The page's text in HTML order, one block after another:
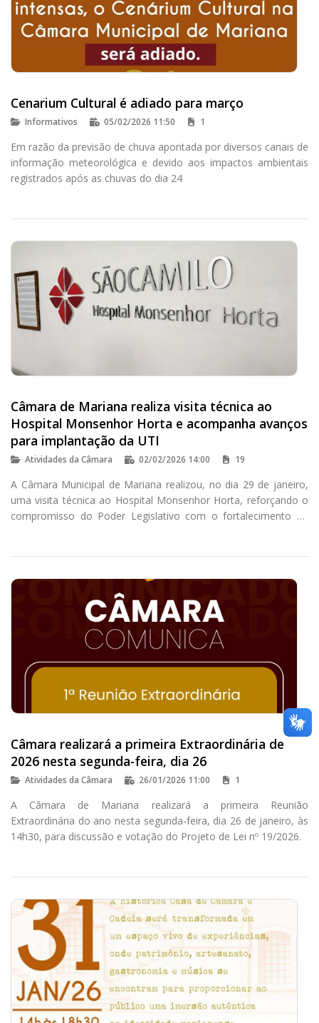
Cenarium Cultural é adiado para março
Informativos 05/02/2026 11:50 1
Em razão da previsão de chuva apontada por diversos canais de
informação meteorológica e devido aos impactos ambientais
registrados após as chuvas do dia 24
Câmara de Mariana realiza visita técnica ao
Hospital Monsenhor Horta e acompanha avanços
para implantação da UTI
Atividades da Câmara 02/02/2026 14:00 19
A Câmara Municipal de Mariana realizou, no dia 29 de janeiro,
uma visita técnica ao Hospital Monsenhor Horta, reforçando o
compromisso do Poder Legislativo com o fortalecimento da
Câmara realizará a primeira Extraordinária de
2026 nesta segunda-feira, dia 26
Atividades da Câmara 26/01/2026 11:00 1
A Câmara de Mariana realizará a primeira Reunião
Extraordinária do ano nesta segunda-feira, dia 26 de janeiro, às
14h30, para discussão e votação do Projeto de Lei nº 19/2026.